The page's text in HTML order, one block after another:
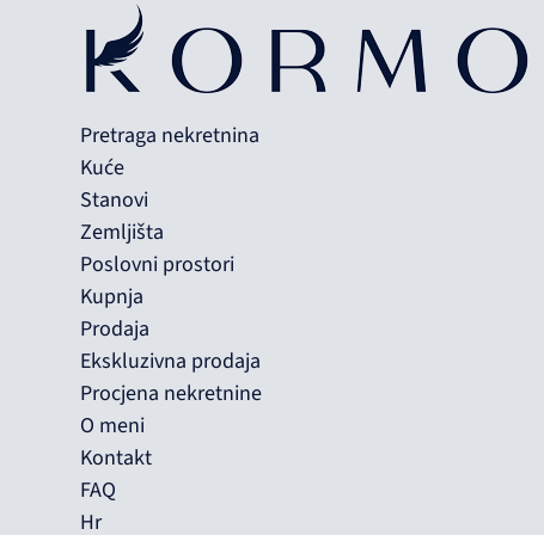
Pretraga nekretnina
Kuće
Stanovi
Zemljišta
Poslovni prostori
Kupnja
Prodaja
Ekskluzivna prodaja
Procjena nekretnine
O meni
Kontakt
FAQ
Hr